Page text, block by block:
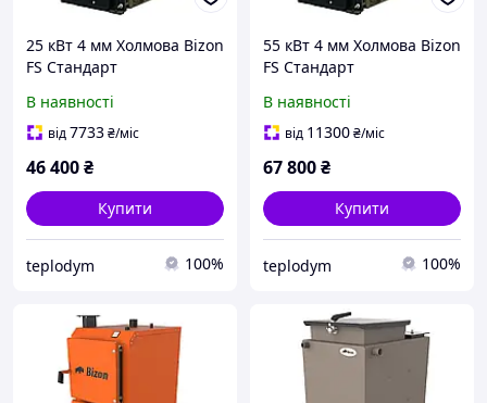
25 кВт 4 мм Холмова Bizon
FS Стандарт
В наявності
від7733₴/міс
46 400₴
Купити
teplodym 100%
55 кВт 4 мм Холмова Bizon
FS Стандарт
В наявності
від 11300₴/міс
67 800₴
Купити
teplodym 100%